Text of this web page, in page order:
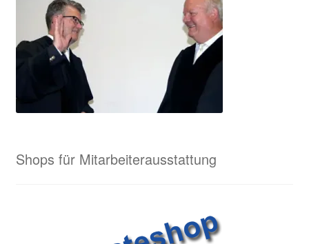
Shops für Mitarbeiterausstattung